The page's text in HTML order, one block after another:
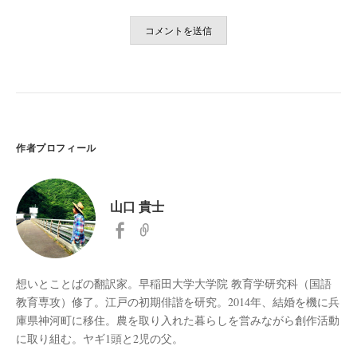
作者プロフィール
山口 貴士
想いとことばの翻訳家。早稲田大学大学院 教育学研究科（国語
教育専攻）修了。江戸の初期俳諧を研究。2014年、結婚を機に兵
庫県神河町に移住。農を取り入れた暮らしを営みながら創作活動
に取り組む。ヤギ1頭と2児の父。